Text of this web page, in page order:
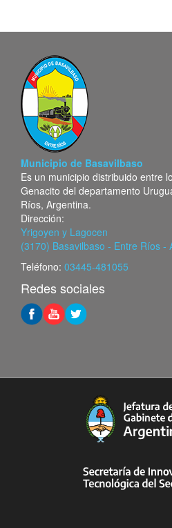
Municipio de Basavilbaso
Es un municipio distribuido entre
Genacito del departamento
Ríos, Argentina.
Dirección:
Yrigoyen y Lagocen
(3170) Basavilbaso - Entre Ríos -
Teléfono: 03445-481055
Redes sociales